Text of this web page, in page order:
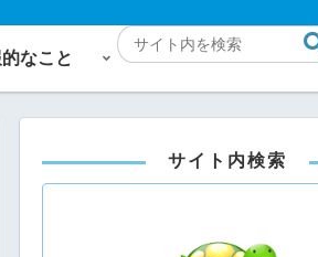
なこと
サイト内検索